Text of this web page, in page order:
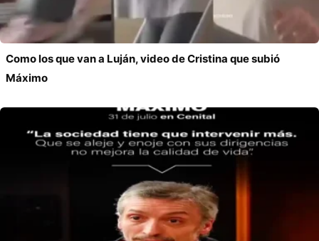
Como los que van a Luján, video de Cristina que subió
Máximo